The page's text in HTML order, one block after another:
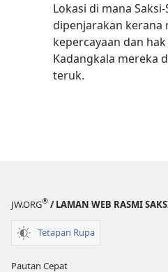
Lokasi di mana
dipenjarakan kerana
kepercayaan dan
Kadangkala mereka
teruk.
JW.ORG® / LAMAN WEB RASMI
Tetapan Rupa
Pautan Cepat